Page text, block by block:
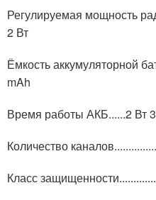
Регулируемая мощность
2 Вт
Ёмкость аккумуляторной
mAh
Время работы АКБ......2 Вт
Количество
Класс